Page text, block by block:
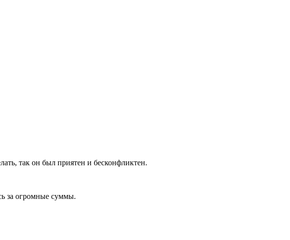
так он был приятен и бесконфликтен.
за огромные суммы.